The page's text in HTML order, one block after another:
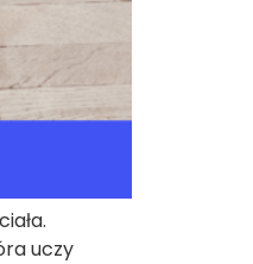
uczy